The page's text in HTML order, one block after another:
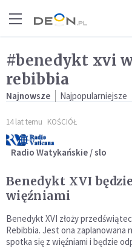
#benedykt xvi
rebibbia
Najnowsze Najpopularniejsze
14 lat temu KOŚCIÓŁ
Radio Watykańskie / slo
Benedykt XVI
więźniami
Benedykt XVI złoży
Rebibbia. Jest ona zaplanowana
spotka się z więźniami i będzie